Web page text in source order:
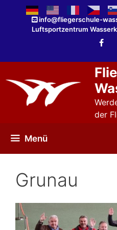
springen
info@fliegerschule-
Luftsportzentrum
der
Menü
Grunau